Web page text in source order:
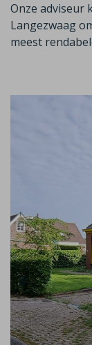
Onze adviseur
Langezwaag
meest